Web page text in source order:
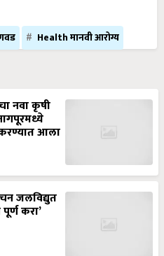
Health मानवी आरोग्य
नवा कृषी
करण्यात आला
जलविद्युत
करा’